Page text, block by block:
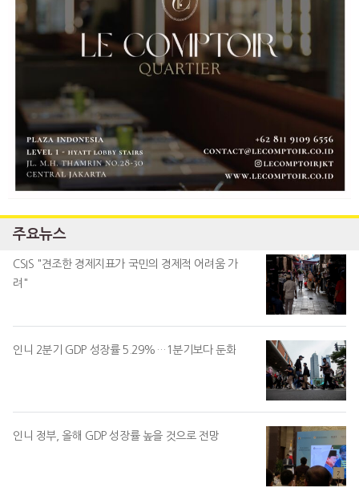
주요뉴스
CSIS "견조한 경제지표가 국민의 경제적 어려움 가
려"
인니 2분기 GDP 성장률 5.29%…1분기보다 둔화
인니 정부, 올해 GDP 성장률 높을 것으로 전망